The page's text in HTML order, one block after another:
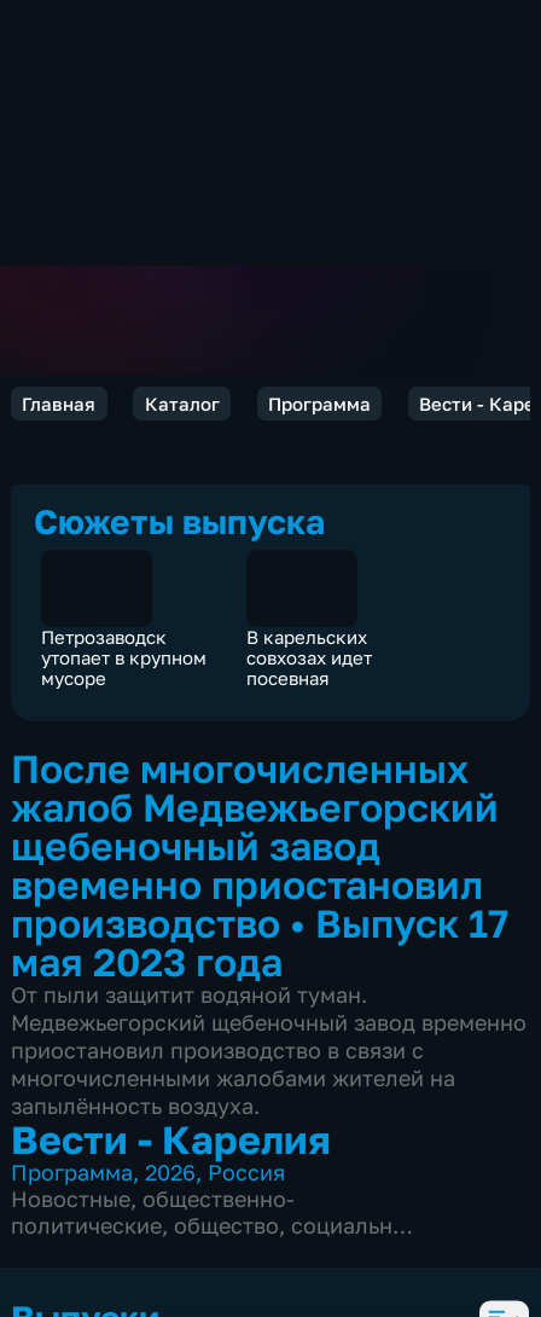
Главная Каталог Программа Вести -
Сюжеты выпуска
Петрозаводск
утопает в крупном
мусоре
В карельских
совхозах идет
посевная
После многочисленных
жалоб Медвежьегорский
щебеночный завод
временно приостановил
производство • Выпуск 17
мая 2023 года
От пыли защитит водяной туман.
Медвежьегорский щебеночный завод временно
приостановил производство в связи с
многочисленными жалобами жителей на
запылённость воздуха.
Вести - Карелия
Программа,2026, Россия
Новостные, общественно-
политические, общество, социально-